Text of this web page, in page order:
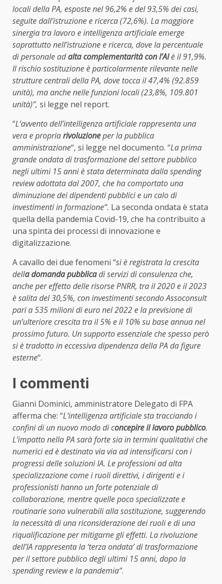
locali della PA, esposte nel 96,2% e del 93,5% dei casi,
seguite dall’istruzione e ricerca (72,6%). La maggiore
sinergia tra lavoro e intelligenza artificiale emerge
soprattutto nell’istruzione e ricerca, dove la percentuale
di personale adalta complementarità con l’AIè il 91,9%.
Il rischio sostituzione è particolarmente rilevante nelle
strutture centrali della PA, dove tocca il 47,4% (92.859
unità), ma anche nelle funzioni locali (23,8%, 109.801
unità)”, si legge nel report.
“L’avvento dell’intelligenza artificiale rappresenta una
vera e propriarivoluzioneper la pubblica
amministrazione“, si legge nel documento. “La prima
grande ondata di trasformazione del settore pubblico
negli ultimi 15 anni è stata determinata dalla spending
review adottata dal 2007, che ha comportato una
diminuzione dei dipendenti pubblici e un calo di
investimenti in formazione”. La seconda ondata è stata
quella della pandemia Covid-19, che ha contribuito a
una spinta dei processi di innovazione e
digitalizzazione.
A cavallo dei due fenomeni “si è registrata la crescita
della domanda pubblicadi servizi di consulenza che,
anche per effetto delle risorse PNRR, tra il 2020 e il 2023
è salita del 30,5%, con investimenti secondo Assoconsult
pari a 535 milioni di euro nel 2022 e la previsione di
un’ulteriore crescita tra il 5% e il 10% su base annua nel
prossimo futuro. Un supporto essenziale che spesso però
si è tradotto in eccessiva dipendenza della PA da figure
esterne“.
I commenti
Gianni Dominici, amministratore Delegato di FPA
afferma che: “L’intelligenza artificiale sta tracciando i
confini di un nuovo modo di concepire il lavoro pubblico.
L’impatto nella PA sarà forte sia in termini qualitativi che
numerici ed è destinato via via ad intensificarsi con i
progressi delle soluzioni IA. Le professioni ad alta
specializzazione come i ruoli direttivi, i dirigenti e i
professionisti hanno un forte potenziale di
collaborazione, mentre quelle poco specializzate e
routinarie sono vulnerabili alla sostituzione, suggerendo
la necessità di una riconsiderazione dei ruoli e di una
riqualificazione per mitigarne gli effetti. La rivoluzione
dell’IA rappresenta la ‘terza ondata’ di trasformazione
per il settore pubblico degli ultimi 15 anni, dopo la
spending review e la pandemia”.